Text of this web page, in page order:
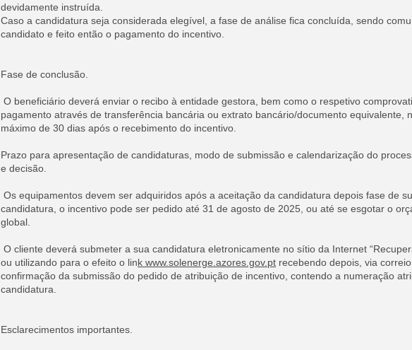
devidamente instruída.
Caso a candidatura seja considerada elegível, a fase de análise fica concluída, sendo
candidato e feito então o pagamento do incentivo.
Fase de conclusão.
O beneficiário deverá enviar o recibo à entidade gestora, bem como o respetivo
pagamento através de transferência bancária ou extrato bancário/documento equivalente,
máximo de 30 dias após o recebimento do incentivo.
Prazo para apresentação de candidaturas, modo de submissão e calendarização do
e decisão.
Os equipamentos devem ser adquiridos após a aceitação da candidatura depois fase de
candidatura, o incentivo pode ser pedido até 31 de agosto de 2025, ou até se esgotar o
global.
O cliente deverá submeter a sua candidatura eletronicamente no sítio da Internet
ou utilizando para o efeito o link www.solenerge.azores.gov.pt recebendo depois, via
confirmação da submissão do pedido de atribuição de incentivo, contendo a numeração
candidatura.
Esclarecimentos importantes.